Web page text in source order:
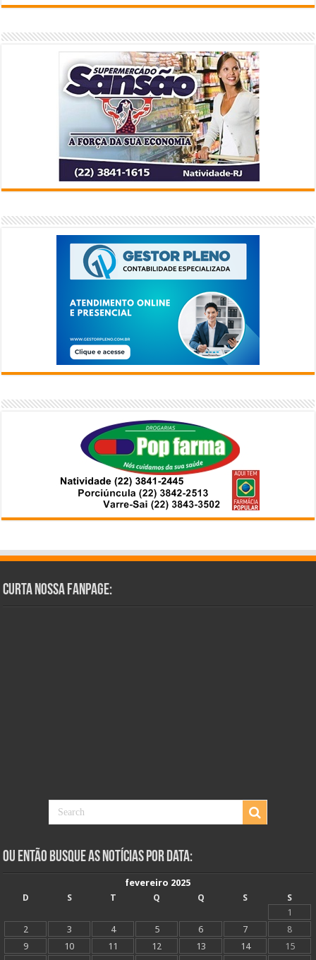
Curta Nossa Fanpage:
Ou Então Busque as Notícias Por Data:
fevereiro 2025
D
S T Q Q S
S
1
2
3 4 5 6 7
8
9
10 11 12 13 14
15